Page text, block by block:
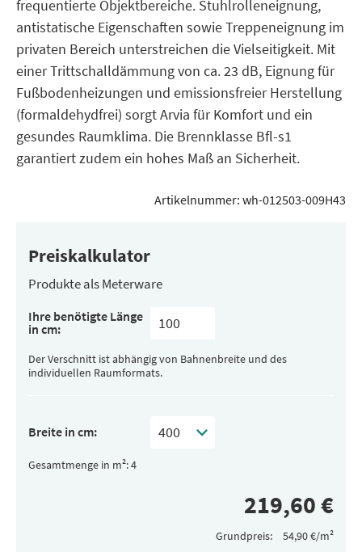
frequentierte Objektbereiche. Stuhlrolleneignung,
antistatische Eigenschaften sowie Treppeneignung im
privaten Bereich unterstreichen die Vielseitigkeit. Mit
einer Trittschalldämmung von ca. 23 dB, Eignung für
Fußbodenheizungen und emissionsfreier Herstellung
(formaldehydfrei) sorgt Arvia für Komfort und ein
gesundes Raumklima. Die Brennklasse Bfl-s1
garantiert zudem ein hohes Maß an Sicherheit.
Artikelnummer: wh-012503-009H43
Preiskalkulator
Produkte als Meterware
Ihre benötigte Länge
in cm:
Der Verschnitt ist abhängig von Bahnenbreite und des
individuellen Raumformats.
Breite in cm:
Gesamtmenge in m²:
Grundpreis: